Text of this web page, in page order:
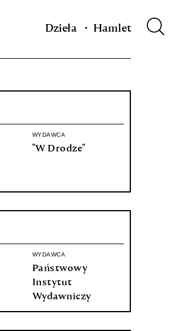
Dzieła Hamlet
WYDAWCA
"W Drodze"
WYDAWCA
Państwowy
Instytut
Wydawniczy